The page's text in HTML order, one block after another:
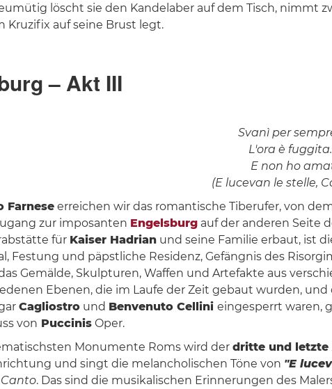
löscht sie den Kandelaber auf dem Tisch, nimmt
Kruzifix auf seine Brust legt.
– Akt III
Svanì per sempre il
L'ora è fuggita... E
E non ho amato
(E lucevan le stelle,
Farneseerreichen wir das romantische Tiberufer, von
zur imposanten Engelsburgauf der anderen Seite
für Kaiser Hadrianund seine Familie erbaut, ist
Festung und päpstliche Residenz, Gefängnis des
Gemälde, Skulpturen, Waffen und Artefakte aus
Ebenen, die im Laufe der Zeit gebaut wurden,
Cagliostround Benvenuto Cellini eingesperrt waren,
von PuccinisOper.
Monumente Roms wird der dritte und letzte
und singt die melancholischen Töne von "E
. Das sind die musikalischen Erinnerungen des